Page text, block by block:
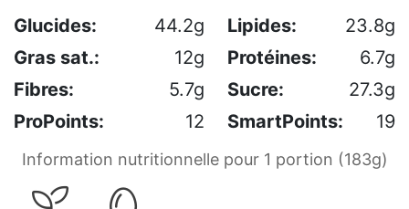
Glucides: 44.2g Lipides:
23.8g
Gras sat.:
12g Protéines:
6.7g
Fibres:
5.7g Sucre:
27.3g
ProPoints:
12 SmartPoints: 19
Information nutritionnelle pour 1 portion (183g)